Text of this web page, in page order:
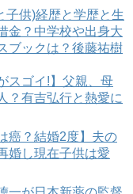
子供)経歴と学歴と生
金？中学校や出身大
ブックは？後藤祐樹
スゴイ!】父親、母
？有吉弘行と熱愛に
癌？結婚2度】夫の
婚し現在子供は愛